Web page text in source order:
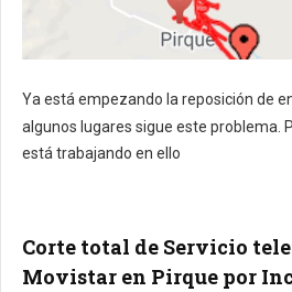
Ya está empezando la reposición de
algunos lugares sigue este problema.
está trabajando en ello
Corte total de Servicio
Movistar en Pirque por